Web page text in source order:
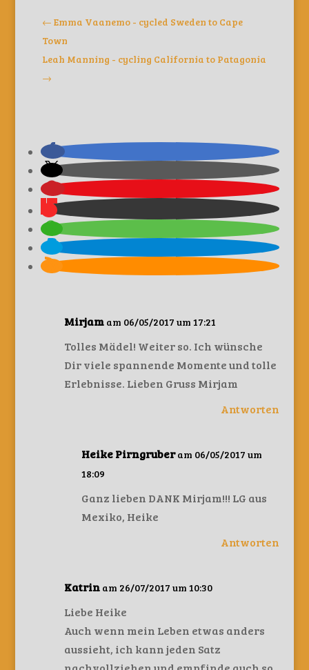
← Emma Vaanemo - cycled Sweden to Cape
Town
Leah Manning - cycling California to Patagonia
→
Mirjam am 06/05/2017 um 17:21
Tolles Mädel! Weiter so. Ich wünsche
Dir viele spannende Momente und tolle
Erlebnisse. Lieben Gruss Mirjam
Antworten
Heike Pirngruber am 06/05/2017 um
18:09
Ganz lieben DANK Mirjam!!! LG aus
Mexiko, Heike
Antworten
Katrin am 26/07/2017 um 10:30
Liebe Heike
Auch wenn mein Leben etwas anders
aussieht, ich kann jeden Satz